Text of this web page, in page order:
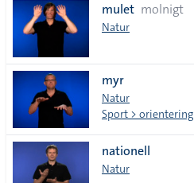
mulet molnigt
Natur
myr
Natur
Sport > orientering
nationell
Natur